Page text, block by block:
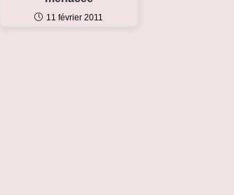
11 février 2011